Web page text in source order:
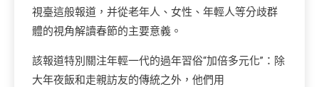
視臺這般報道，并從老年人、女性、年輕人等分歧群
體的視角解讀春節的主要意義。
該報道特別關注年輕一代的過年習俗“加倍多元化”：除
大年夜飯和走親訪友的傳統之外，他們用